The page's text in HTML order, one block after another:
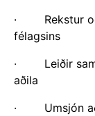
· Rekstur og
félagsins
· Leiðir
aðila
· Umsjón